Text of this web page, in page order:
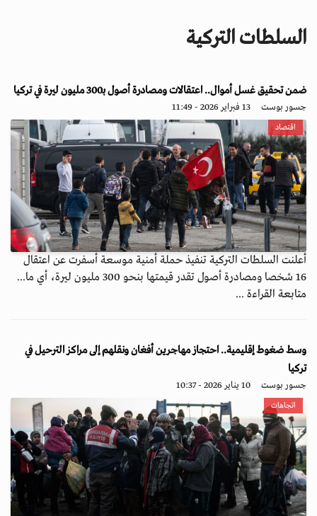
a
o
n
السلطات التركية
ضمن تحقيق غسل أموال.. اعتقالات ومصادرة أصول بـ300 مليون ليرة في تركيا
جسور بوست 13 فبراير 2026 - 11:49
اقتصاد
أعلنت السلطات التركية تنفيذ حملة أمنية موسعة أسفرت عن اعتقال
16 شخصا ومصادرة أصول تقدر قيمتها بنحو 300 مليون ليرة، أي ما...
متابعة القراءة ...
وسط ضغوط إقليمية.. احتجاز مهاجرين أفغان ونقلهم إلى مراكز الترحيل في
تركيا
جسور بوست 10 يناير 2026 - 10:37
اتجاهات